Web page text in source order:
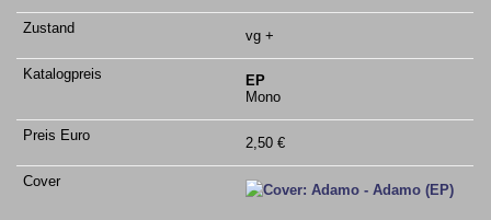
vg +
EP
Mono
2,50 €